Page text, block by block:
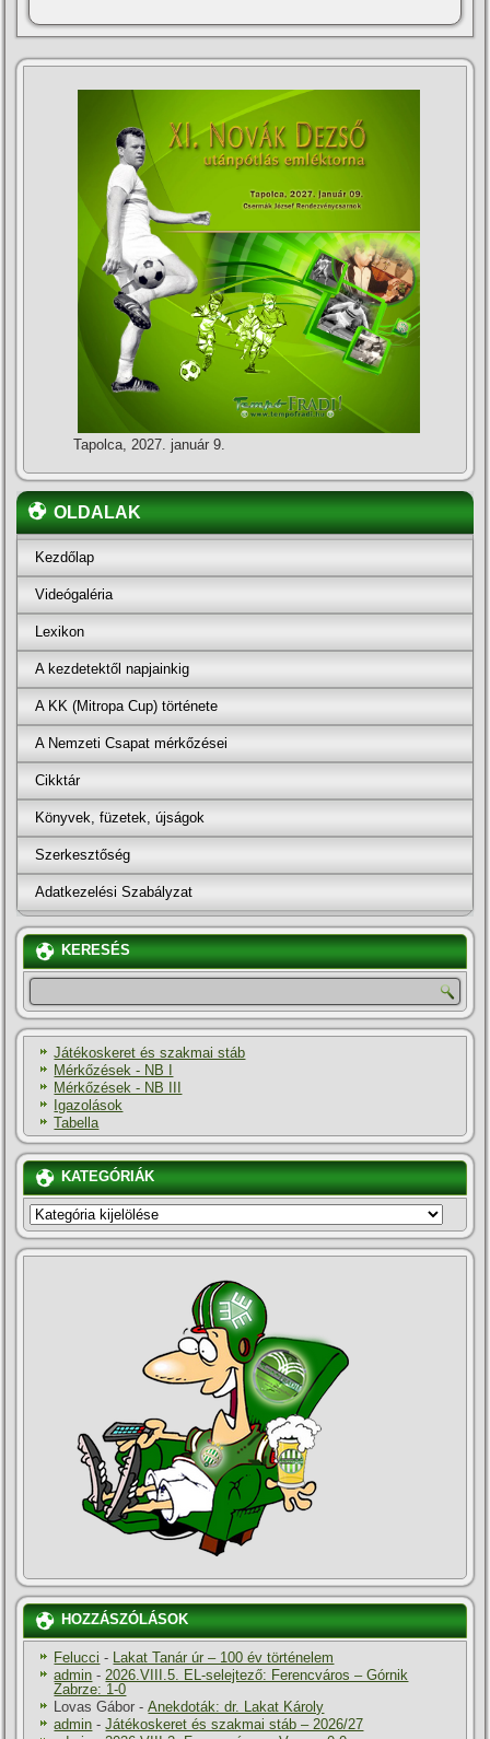
Tapolca, 2027. január 9.
OLDALAK
Kezdőlap
Videógaléria
Lexikon
A kezdetektől napjainkig
A KK (Mitropa Cup) története
A Nemzeti Csapat mérkőzései
Cikktár
Könyvek, füzetek, újságok
Szerkesztőség
Adatkezelési Szabályzat
KERESÉS
Játékoskeret és szakmai stáb
Mérkőzések - NB I
Mérkőzések - NB III
Igazolások
Tabella
KATEGÓRIÁK
KATEGÓRIÁK
HOZZÁSZÓLÁSOK
Felucci - Lakat Tanár úr – 100 év történelem
admin -2026.VIII.5. EL-selejtező: Ferencváros – Górnik
Zabrze: 1-0
Lovas Gábor -Anekdoták: dr. Lakat Károly
admin -Játékoskeret és szakmai stáb – 2026/27